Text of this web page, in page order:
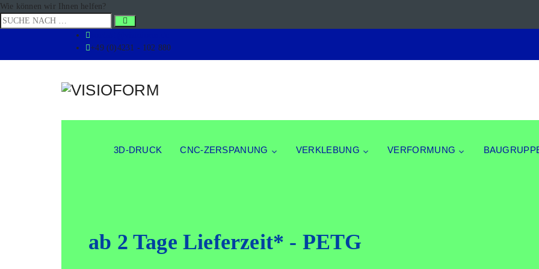
Wie können wir Ihnen helfen?
+49 (0)4231 - 102 880
3D-DRUCK CNC-ZERSPANUNG VERKLEBUNG VERFORMUNG
ab 2 Tage Lie­fer­zeit* - PETG